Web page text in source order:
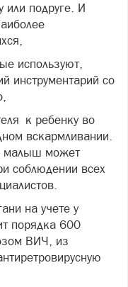
или подруге. И
используют,
инструментарий со
к ребенку во
вскармливании.
малыш может
соблюдении всех
на учете у
порядка 600
ВИЧ, из